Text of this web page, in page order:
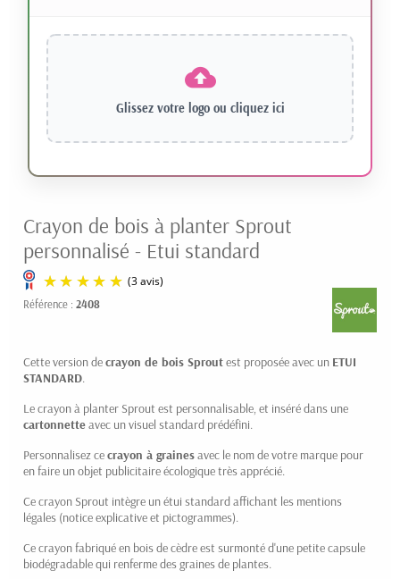
Glissez votre logo ou cliquez ici
Crayon de bois à planter Sprout
personnalisé - Etui standard
(3 avis)
Référence : 2408
Cette version decrayon de bois Sproutest proposée avec un ETUI
STANDARD.
Le crayon à planter Sprout est personnalisable, et inséré dans une
cartonnetteavec un visuel standard prédéfini.
Personnalisez cecrayon à grainesavec le nom de votre marque pour
en faire un objet publicitaire écologique très apprécié.
Ce crayon Sprout intègre un étui standard affichant les mentions
légales (notice explicative et pictogrammes).
Ce crayon fabriqué en bois de cèdre est surmonté d'une petite capsule
biodégradable qui renferme des graines de plantes.